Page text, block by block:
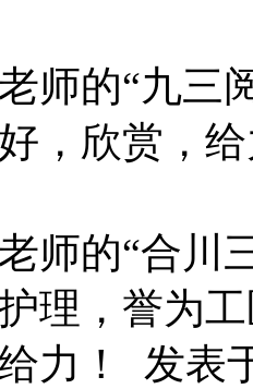
师的“九三
，欣赏，
师的“合川
理，誉为
力！ 发表